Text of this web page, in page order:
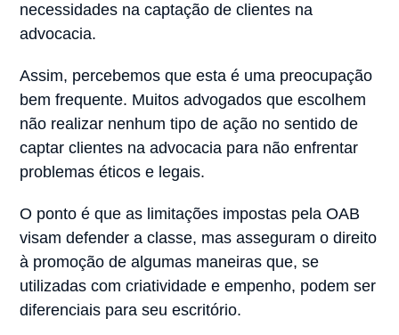
necessidades na captação de clientes na
advocacia.
Assim, percebemos que esta é uma preocupação
bem frequente. Muitos advogados que escolhem
não realizar nenhum tipo de ação no sentido de
captar clientes na advocacia para não enfrentar
problemas éticos e legais.
O ponto é que as limitações impostas pela OAB
visam defender a classe, mas asseguram o direito
à promoção de algumas maneiras que, se
utilizadas com criatividade e empenho, podem ser
diferenciais para seu escritório.